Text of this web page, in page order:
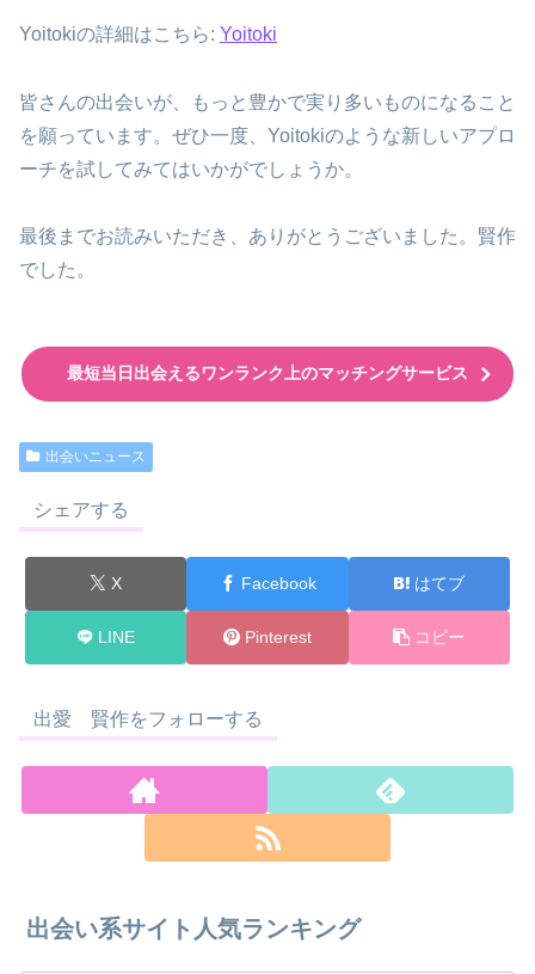
Yoitokiの詳細はこちら: Yoitoki
皆さんの出会いが、もっと豊かで実り多いものになること
を願っています。ぜひ一度、Yoitokiのような新しいアプロ
ーチを試してみてはいかがでしょうか。
最後までお読みいただき、ありがとうございました。賢作
でした。
最短当日出会えるワンランク上のマッチングサービス
出会いニュース
シェアする
X Facebook はてブ
LINE Pinterest コピー
出愛 賢作をフォローする
出会い系サイト人気ランキング